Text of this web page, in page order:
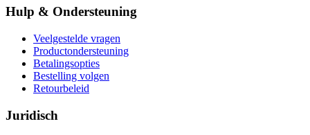
Hulp & Ondersteuning
Veelgestelde vragen
Productondersteuning
Betalingsopties
Bestelling volgen
Retourbeleid
Juridisch